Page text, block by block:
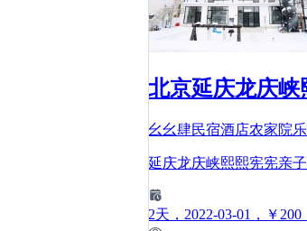
北京延庆龙庆峡
幺幺肆民宿酒店农家院
延庆龙庆峡熙熙宪宪亲
2天 ，2022-03-01 ，￥200